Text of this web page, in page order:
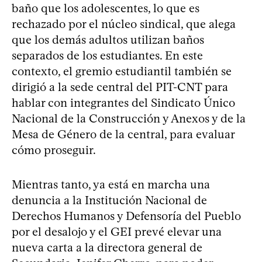
baño que los adolescentes, lo que es
rechazado por el núcleo sindical, que alega
que los demás adultos utilizan baños
separados de los estudiantes. En este
contexto, el gremio estudiantil también se
dirigió a la sede central del PIT-CNT para
hablar con integrantes del Sindicato Único
Nacional de la Construcción y Anexos y de la
Mesa de Género de la central, para evaluar
cómo proseguir.
Mientras tanto, ya está en marcha una
denuncia a la Institución Nacional de
Derechos Humanos y Defensoría del Pueblo
por el desalojo y el GEI prevé elevar una
nueva carta a la directora general de